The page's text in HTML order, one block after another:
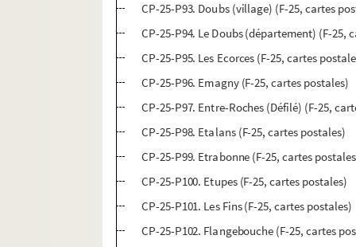
CP-25-P93. Doubs (village) (F-25, cartes
CP-25-P94. Le Doubs (département) (F-25,
CP-25-P95. Les Ecorces (F-25, cartes
CP-25-P96. Emagny (F-25, cartes postales)
CP-25-P97. Entre-Roches (Défilé) (F-25,
CP-25-P98. Etalans (F-25, cartes postales)
CP-25-P99. Etrabonne (F-25, cartes
CP-25-P100. Etupes (F-25, cartes postales)
CP-25-P101. Les Fins (F-25, cartes postales)
CP-25-P102. Flangebouche (F-25, cartes